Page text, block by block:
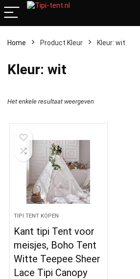
Home Product Kleur ‎Kleur: wit
‎Kleur: wit
Het enkele resultaat weergeven
TIPI TENT KOPEN
Kant tipi Tent voor
meisjes, Boho Tent
Witte Teepee Sheer
Lace Tipi Canopy